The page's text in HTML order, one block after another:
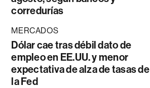
corredurías
MERCADOS
Dólar cae tras débil dato de
empleo en EE.UU. y menor
expectativa de alza de tasas de
la Fed